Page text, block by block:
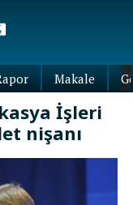
Makale
İşleri
nişanı